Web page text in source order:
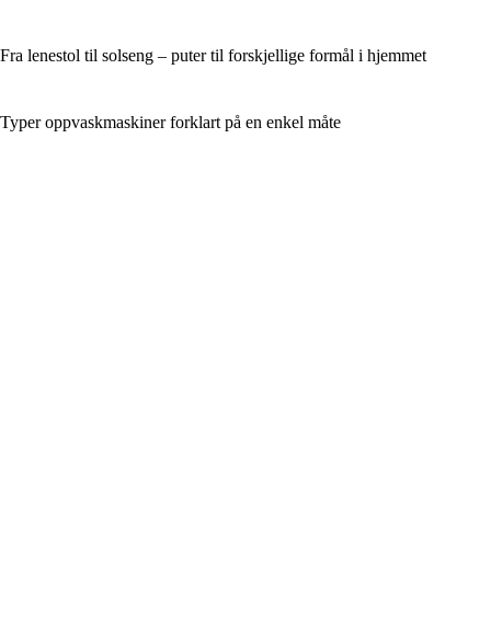
Fra lenestol til solseng – puter til forskjellige formål i hjemmet
Typer oppvaskmaskiner forklart på en enkel måte